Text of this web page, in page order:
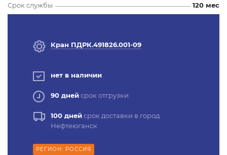
Срок службы
120 мес
Кран ПДРК.491826.001-09
нет в наличии
90 днейсрок отгрузки
100 днейсрок доставки в город
Нефтеюганск
РЕГИОН: РОССИЯ